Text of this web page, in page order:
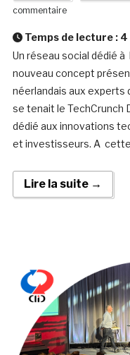
commentaire
Temps de lecture : 4
Un réseau social dédié
nouveau concept
néerlandais aux experts
se tenait le TechCrunch
dédié aux innovations
et investisseurs. A
Lire la suite →